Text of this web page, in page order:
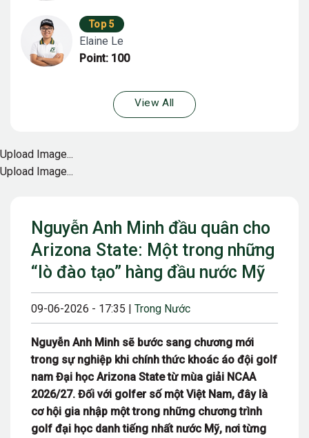
Nguyễn Anh Minh đầu quân cho
Arizona State: Một trong những
“lò đào tạo” hàng đầu nước Mỹ
09-06-2026 - 17:35 | Trong Nước
Nguyễn Anh Minh sẽ bước sang chương mới
trong sự nghiệp khi chính thức khoác áo đội golf
nam Đại học Arizona State từ mùa giải NCAA
2026/27. Đối với golfer số một Việt Nam, đây là
cơ hội gia nhập một trong những chương trình
golf đại học danh tiếng nhất nước Mỹ, nơi từng
Top 5
Elaine Le
Point: 100
View All
Upload Image...
Upload Image...